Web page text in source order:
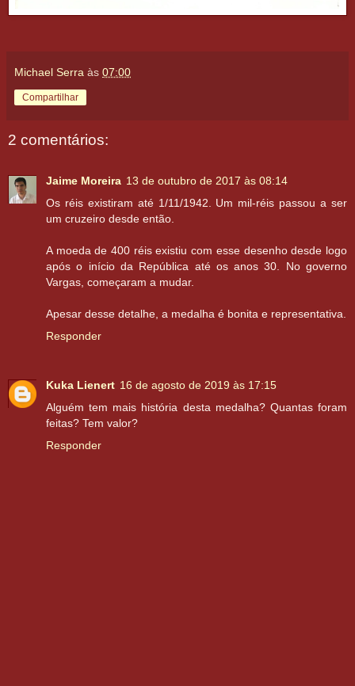
Michael Serra às 07:00
Compartilhar
2 comentários:
Jaime Moreira 13 de outubro de 2017 às 08:14
Os réis existiram até 1/11/1942. Um mil-réis passou a ser
um cruzeiro desde então.
A moeda de 400 réis existiu com esse desenho desde logo
após o início da República até os anos 30. No governo
Vargas, começaram a mudar.
Apesar desse detalhe, a medalha é bonita e representativa.
Responder
Kuka Lienert 16 de agosto de 2019 às 17:15
Alguém tem mais história desta medalha? Quantas foram
feitas? Tem valor?
Responder